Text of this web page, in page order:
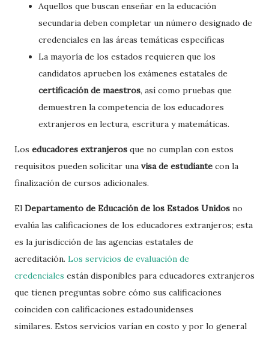
Aquellos que buscan enseñar en la educación
secundaria deben completar un número designado de
credenciales en las áreas temáticas específicas
La mayoría de los estados requieren que los
candidatos aprueben los exámenes estatales de
certificación de maestros, así como pruebas que
demuestren la competencia de los educadores
extranjeros en lectura, escritura y matemáticas.
Los educadores extranjeros que no cumplan con estos
requisitos pueden solicitar una visa de estudiante con la
finalización de cursos adicionales.
El Departamento de Educación de los Estados Unidos no
evalúa las calificaciones de los educadores extranjeros; esta
es la jurisdicción de las agencias estatales de
acreditación. Los servicios de evaluación de
credenciales están disponibles para educadores extranjeros
que tienen preguntas sobre cómo sus calificaciones
coinciden con calificaciones estadounidenses
similares. Estos servicios varían en costo y por lo general